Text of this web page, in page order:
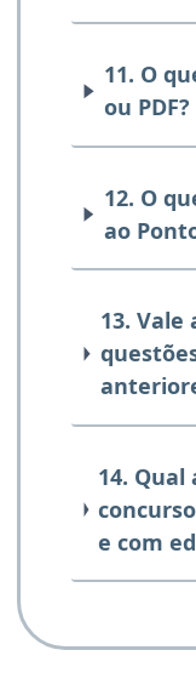
11. O
ou PDF?
12. O
ao
13.
14.
e com